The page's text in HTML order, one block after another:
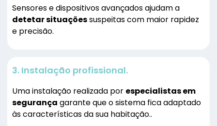
Sensores e dispositivos avançados ajudam a
detetar situaçõessuspeitas com maior rapidez
e precisão.
3. Instalação profissional.
Uma instalação realizada por especialistas em
segurança garante que o sistema fica adaptado
às características da sua habitação..